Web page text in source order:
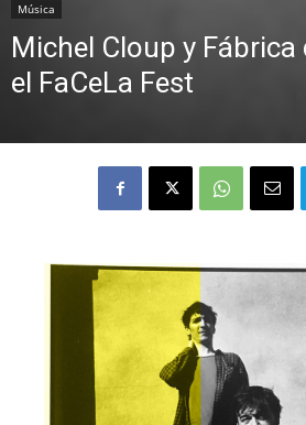
Música
Michel Cloup y Fábrica
el FaCeLa Fest